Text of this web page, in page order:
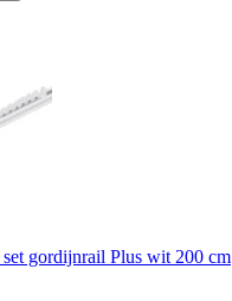
gordijnrail Plus wit 200 cm